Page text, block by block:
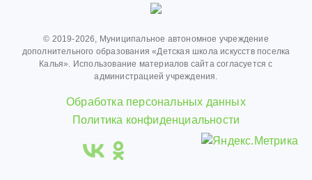
© 2019-2026, Муниципальное автономное учреждение
дополнительного образования «Детская школа искусств поселка
Калья». Использование материалов сайта согласуется с
администрацией учреждения.
Обработка персональных данных
Политика конфиденциальности